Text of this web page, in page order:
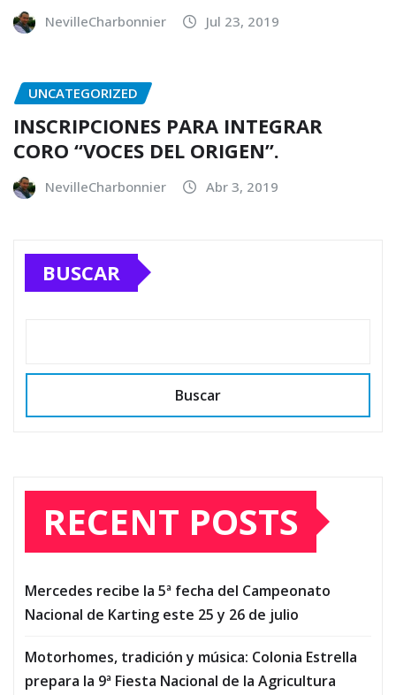
NevilleCharbonnier Jul 23, 2019
UNCATEGORIZED
INSCRIPCIONES PARA INTEGRAR
CORO “VOCES DEL ORIGEN”.
NevilleCharbonnier Abr 3, 2019
BUSCAR
Buscar
RECENT POSTS
Mercedes recibe la 5ª fecha del Campeonato
Nacional de Karting este 25 y 26 de julio
Motorhomes, tradición y música: Colonia Estrella
prepara la 9ª Fiesta Nacional de la Agricultura